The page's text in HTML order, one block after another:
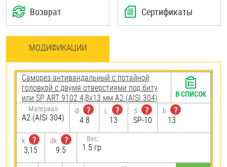
Возврат Сертификаты
МОДИФИКАЦИИ
Саморез антивандальный с потайной
головкой с двумя отверстиями под биту
или SP ART 9102 4,8х13 мм А2 (AISI 304)
Материал
А2 (AISI 304)
Ø
?
4.8
L
?
13
S
?
SP-10
b
?
13
k
?
3,15
dk
?
9.5
Вес:
1.5 гр.
В СПИСОК